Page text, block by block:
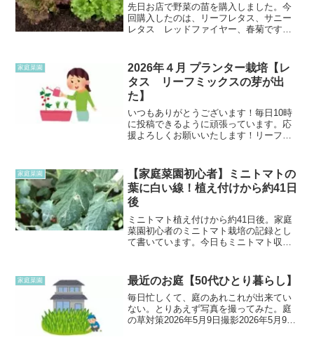
先日お店で野菜の苗を購入しました。今
回購入したのは、リーフレタス、サニー
レタス レッドファイヤー、春菊です。
てみることにしました。リーフレタスや
春菊も天候によって、とて...
家庭菜園
2026年４月 プランター栽培【レ
タス リーフミックスの芽が出
た】
いつもありがとうございます！毎日10時
に投稿できるように頑張っています。応
援よろしくお願いいたします！リーフミ
プランターを見るのを忘れていました。4
日に雨が降ったの...
家庭菜園
【家庭菜園初心者】ミニトマトの
葉に白い線！植え付けから約41日
後
ミニトマト植え付けから約41日後。家庭
菜園初心者のミニトマト栽培の記録とし
て書いています。今日もミニトマト収穫
が・・・。気になってはいたけれど、こ
の前より増えているような気がし...
家庭菜園 最近のお庭【50代ひとり暮らし】
毎日忙しくて、庭のあれこれが出来てい
ない。とりあえず写真を撮ってみた。庭
の草対策2026年5月9日撮影2026年5月9日